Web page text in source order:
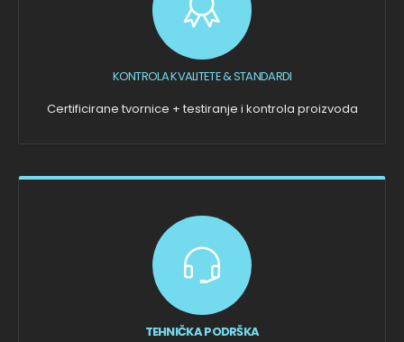
KONTROLA KVALITETE & STANDARDI
Certificirane tvornice + testiranje i kontrola proizvoda
TEHNIČKA PODRŠKA